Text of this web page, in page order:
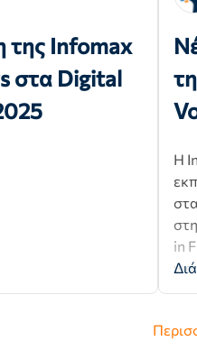
της Infomax
στα Digital
H
in